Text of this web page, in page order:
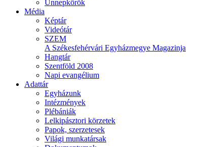
Ünnepkörök
Média
Képtár
Videótár
SZEM
A Székesfehérvári Egyházmegye Magazinja
Hangtár
Szentföld 2008
Napi evangélium
Adattár
Egyházunk
Intézmények
Plébániák
Lelkipásztori körzetek
Papok, szerzetesek
Világi munkatársak